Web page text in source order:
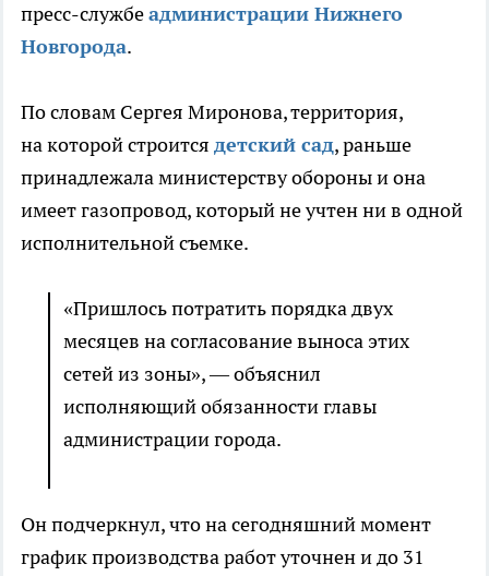
пресс-службеадминистрации Нижнего
Новгорода.
По словам Сергея Миронова, территория,
на которой строится детский сад, раньше
принадлежала министерству обороны и она
имеет газопровод, который не учтен ни в одной
исполнительной съемке.
«Пришлось потратить порядка двух
месяцев на согласование выноса этих
сетей из зоны», — объяснил
исполняющий обязанности главы
администрации города.
Он подчеркнул, что на сегодняшний момент
график производства работ уточнен и до 31